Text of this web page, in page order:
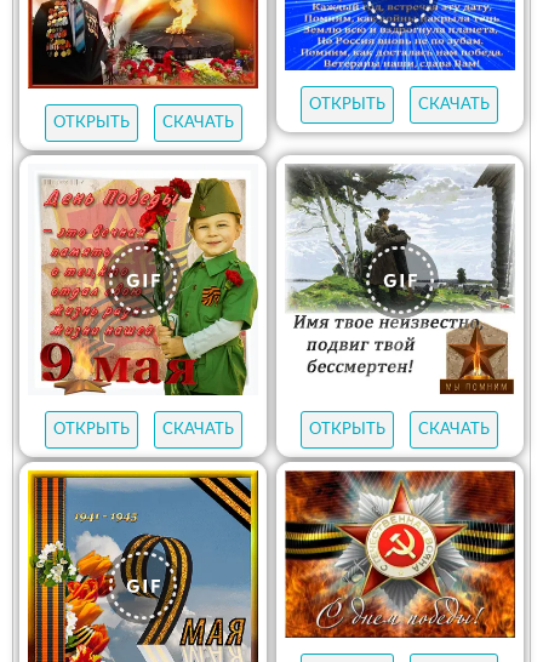
ОТКРЫТЬ СКАЧАТЬ
ОТКРЫТЬ СКАЧАТЬ
ОТКРЫТЬ СКАЧАТЬ ОТКРЫТЬ СКАЧАТЬ